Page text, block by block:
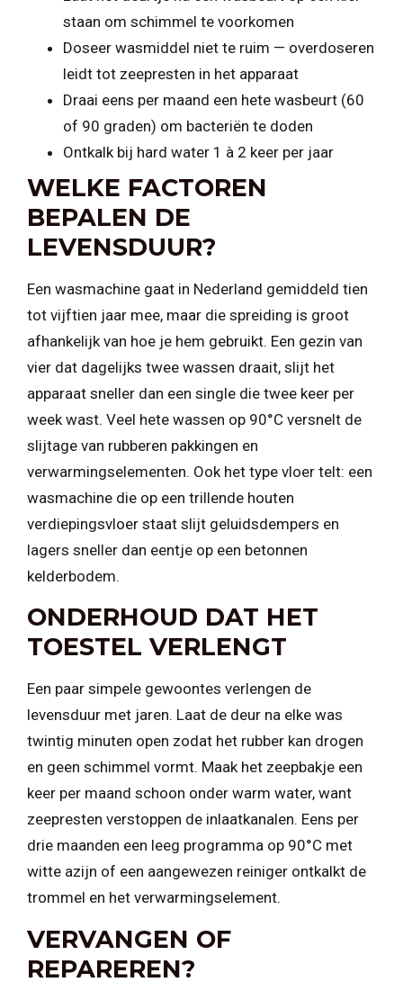
staan om schimmel te voorkomen
Doseer wasmiddel niet te ruim — overdoseren
leidt tot zeepresten in het apparaat
Draai eens per maand een hete wasbeurt (60
of 90 graden) om bacteriën te doden
Ontkalk bij hard water 1 à 2 keer per jaar
WELKE FACTOREN
BEPALEN DE
LEVENSDUUR?
Een wasmachine gaat in Nederland gemiddeld tien
tot vijftien jaar mee, maar die spreiding is groot
afhankelijk van hoe je hem gebruikt. Een gezin van
vier dat dagelijks twee wassen draait, slijt het
apparaat sneller dan een single die twee keer per
week wast. Veel hete wassen op 90°C versnelt de
slijtage van rubberen pakkingen en
verwarmingselementen. Ook het type vloer telt: een
wasmachine die op een trillende houten
verdiepingsvloer staat slijt geluidsdempers en
lagers sneller dan eentje op een betonnen
kelderbodem.
ONDERHOUD DAT HET
TOESTEL VERLENGT
Een paar simpele gewoontes verlengen de
levensduur met jaren. Laat de deur na elke was
twintig minuten open zodat het rubber kan drogen
en geen schimmel vormt. Maak het zeepbakje een
keer per maand schoon onder warm water, want
zeepresten verstoppen de inlaatkanalen. Eens per
drie maanden een leeg programma op 90°C met
witte azijn of een aangewezen reiniger ontkalkt de
trommel en het verwarmingselement.
VERVANGEN OF
REPAREREN?